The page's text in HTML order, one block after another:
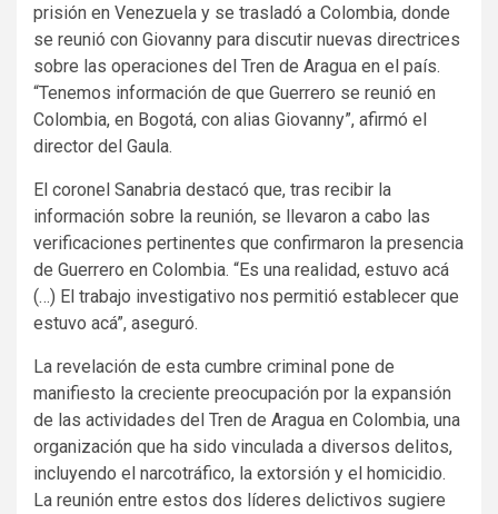
prisión en Venezuela y se trasladó a Colombia, donde
se reunió con Giovanny para discutir nuevas directrices
sobre las operaciones del Tren de Aragua en el país.
“Tenemos información de que Guerrero se reunió en
Colombia, en Bogotá, con alias Giovanny”, afirmó el
director del Gaula.
El coronel Sanabria destacó que, tras recibir la
información sobre la reunión, se llevaron a cabo las
verificaciones pertinentes que confirmaron la presencia
de Guerrero en Colombia. “Es una realidad, estuvo acá
(…) El trabajo investigativo nos permitió establecer que
estuvo acá”, aseguró.
La revelación de esta cumbre criminal pone de
manifiesto la creciente preocupación por la expansión
de las actividades del Tren de Aragua en Colombia, una
organización que ha sido vinculada a diversos delitos,
incluyendo el narcotráfico, la extorsión y el homicidio.
La reunión entre estos dos líderes delictivos sugiere